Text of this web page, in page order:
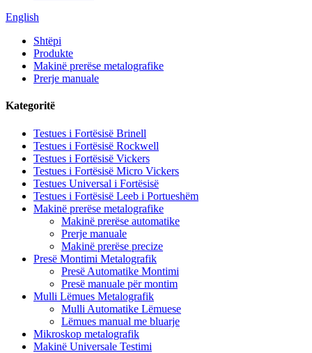
English
Shtëpi
Produkte
Makinë prerëse metalografike
Prerje manuale
Kategoritë
Testues i Fortësisë Brinell
Testues i Fortësisë Rockwell
Testues i Fortësisë Vickers
Testues i Fortësisë Micro Vickers
Testues Universal i Fortësisë
Testues i Fortësisë Leeb i Portueshëm
Makinë prerëse metalografike
Makinë prerëse automatike
Prerje manuale
Makinë prerëse precize
Presë Montimi Metalografik
Presë Automatike Montimi
Presë manuale për montim
Mulli Lëmues Metalografik
Mulli Automatike Lëmuese
Lëmues manual me bluarje
Mikroskop metalografik
Makinë Universale Testimi